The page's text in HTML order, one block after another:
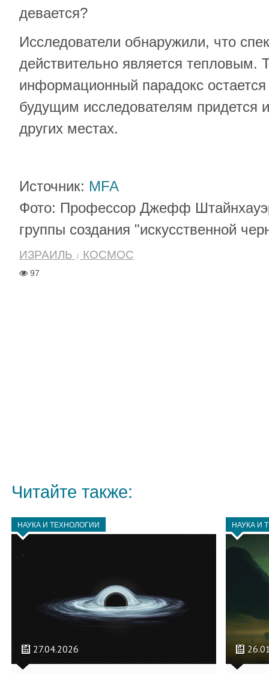
девается?
Исследователи обнаружили, что
действительно является тепловым.
информационный парадокс
будущим исследователям придется
других местах.
Источник: MFA
Фото: Профессор Джефф
группы создания "искусственной
ИЗРАИЛЬ КОСМОС
97
Читайте также:
НАУКА И ТЕХНОЛОГИИ
27.04.2026
НАУКА И